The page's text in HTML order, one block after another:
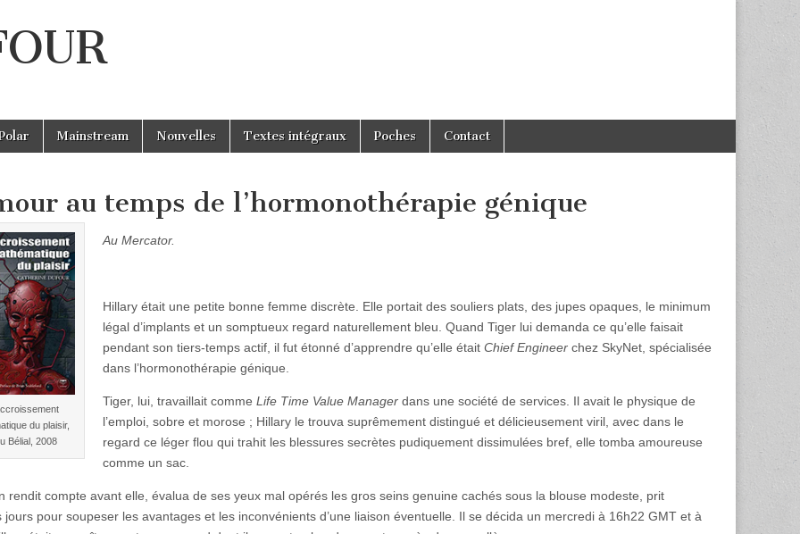
Mainstream Nouvelles Textes intégraux Poches Contact
au temps de l’hormonothérapie génique
du plaisir,
Bélial, 2008
Au Mercator.
Hillary était une petite bonne femme discrète. Elle portait des souliers plats, des jupes opaques, le minimum
légal d’implants et un somptueux regard naturellement bleu. Quand Tiger lui demanda ce qu’elle faisait
pendant son tiers-temps actif, il fut étonné d’apprendre qu’elle était Chief Engineer chez SkyNet, spécialisée
dans l’hormonothérapie génique.
Tiger, lui, travaillait comme Life Time Value Manager dans une société de services. Il avait le physique de
l’emploi, sobre et morose ; Hillary le trouva suprêmement distingué et délicieusement viril, avec dans le
regard ce léger flou qui trahit les blessures secrètes pudiquement dissimulées bref, elle tomba amoureuse
comme un sac.
rendit compte avant elle, évalua de ses yeux mal opérés les gros seins genuine cachés sous la blouse modeste, prit
jours pour soupeser les avantages et les inconvénients d’une liaison éventuelle. Il se décida un mercredi à 16h22 GMT et à